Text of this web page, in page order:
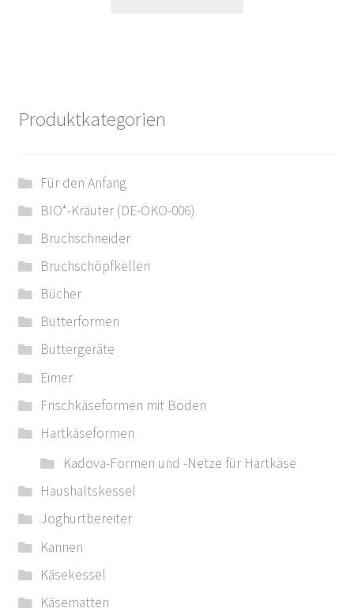
Produktkategorien
Für den Anfang
BIO*-Kräuter (DE-ÖKO-006)
Bruchschneider
Bruchschöpfkellen
Bücher
Butterformen
Buttergeräte
Eimer
Frischkäseformen mit Boden
Hartkäseformen
Kadova-Formen und -Netze für Hartkäse
Haushaltskessel
Joghurtbereiter
Kannen
Käsekessel
Käsematten